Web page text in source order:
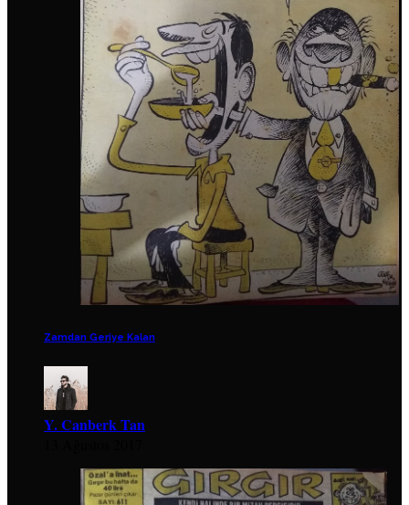
Zamdan Geriye Kalan
Y. Canberk Tan